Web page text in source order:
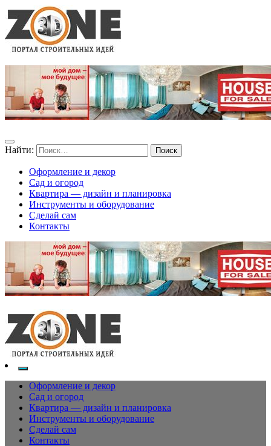
Найти:
Оформление и декор
Сад и огород
Квартира — дизайн и планировка
Инструменты и оборудование
Сделай сам
Контакты
Оформление и декор
Сад и огород
Квартира — дизайн и планировка
Инструменты и оборудование
Сделай сам
Контакты